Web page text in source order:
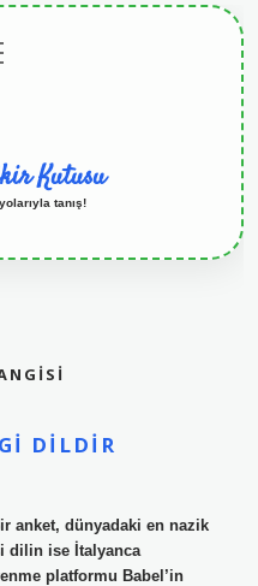
Kutusu
tanış!
DILDIR
anket, dünyadaki en nazik
dilin ise İtalyanca
platformu Babel’in